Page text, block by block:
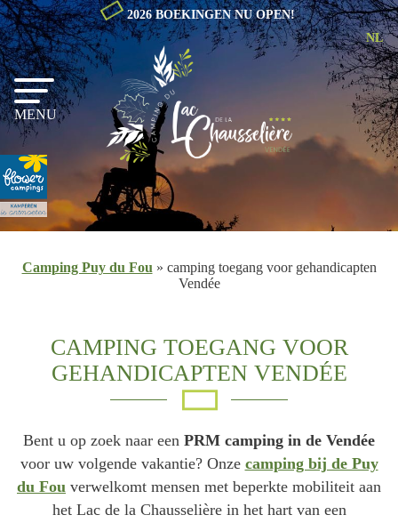
2026 BOEKINGEN NU OPEN!
NL
EN
FR
MENU
Camping Puy du Fou » camping toegang voor gehandicapten
Vendée
CAMPING TOEGANG VOOR
GEHANDICAPTEN VENDÉE
Bent u op zoek naar een PRM camping in de Vendée
voor uw volgende vakantie? Onze camping bij de Puy
du Fou verwelkomt mensen met beperkte mobiliteit aan
het Lac de la Chausselière in het hart van een